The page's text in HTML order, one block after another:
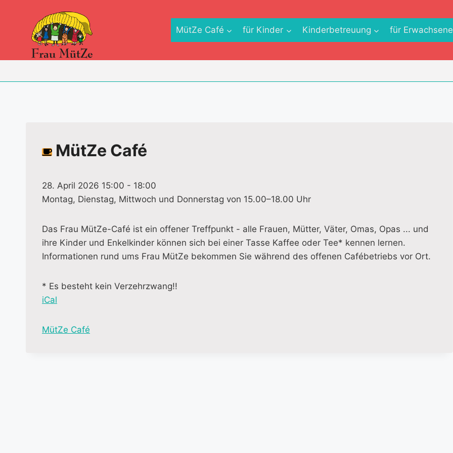
springen
MütZe Café für Kinder Kinderbetreuung für Erwachsene
MütZe Café
28. April 2026 15:00 - 18:00
Montag, Dienstag, Mittwoch und Donnerstag von 15.00–18.00 Uhr
Das Frau MütZe-Café ist ein offener Treffpunkt - alle Frauen, Mütter, Väter, Omas, Opas ... und
ihre Kinder und Enkelkinder können sich bei einer Tasse Kaffee oder Tee* kennen lernen.
Informationen rund ums Frau MütZe bekommen Sie während des offenen Cafébetriebs vor Ort.
* Es besteht kein Verzehrzwang!!
iCal
M
MütZe Café